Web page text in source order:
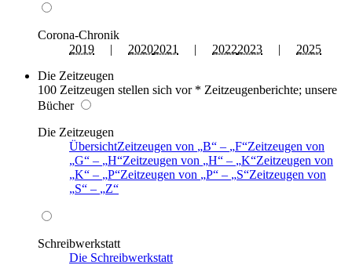
Corona-Chronik
2019 | 20202021 | 20222023 | 2025
Die Zeitzeugen
100 Zeitzeugen stellen sich vor * Zeitzeugenberichte; unsere
Bücher
Die Zeitzeugen
ÜbersichtZeitzeugen von B – F Zeitzeugen von
G
– H Zeitzeugen von H – K Zeitzeugen von
K
– P Zeitzeugen von P – S Zeitzeugen von
S
– Z
Schreibwerkstatt
Die Schreibwerkstatt